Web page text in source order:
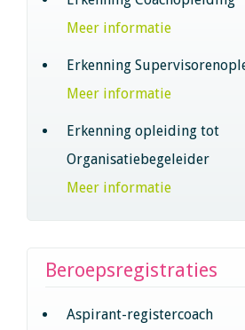
Meer informatie
Erkenning
Meer informatie
Erkenning opleiding tot
Organisatiebegeleider
Meer informatie
Beroepsregistraties
Aspirant-registercoach